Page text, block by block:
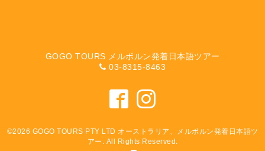
GOGO TOURS メルボルン発着日本語ツアー
03-8315-8463
©2026 GOGO TOURS PTY LTD オーストラリア、メルボルン発着日本語ツ
アー . All Rights Reserved.